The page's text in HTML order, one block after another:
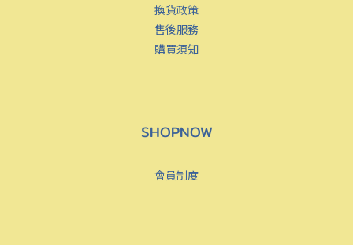
換貨政策
售後服務
購買須知
SHOPNOW
會員制度